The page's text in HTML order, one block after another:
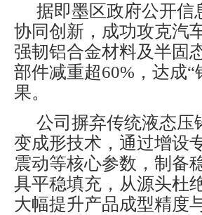
据即墨区政府公开信
协同创新，成功攻克汽
强韧铝合金材料及半固
部件减重超60%，达成
果。
公司摒弃传统液态压
变成形技术，通过增设
震动等核心参数，制备
具平稳填充，从源头杜
大幅提升产品成型精度